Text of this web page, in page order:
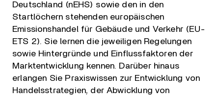
Deutschland (nEHS) sowie den in den
Startlöchern stehenden europäischen
Emissionshandel für Gebäude und Verkehr (EU-
ETS 2). Sie lernen die jeweiligen Regelungen
sowie Hintergründe und Einflussfaktoren der
Marktentwicklung kennen. Darüber hinaus
erlangen Sie Praxiswissen zur Entwicklung von
Handelsstrategien, der Abwicklung von